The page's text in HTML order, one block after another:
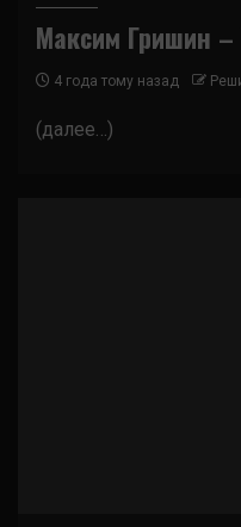
Максим Гришин
4 года тому назад
(далее…)